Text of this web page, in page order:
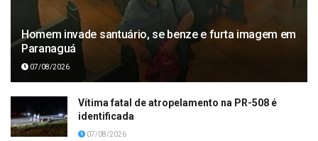
Homem invade santuário, se benze e furta imagem em
Paranaguá
07/08/2026
Vítima fatal de atropelamento na PR-508 é
identificada
07/08/2026